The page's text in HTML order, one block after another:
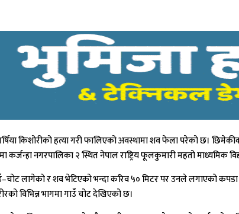
किशोरीको हत्या गरी फालिएको अवस्थामा शव फेला परेको छ।
नगरपालिका २ स्थित नेपाल राष्ट्रिय फूलकुमारी महतो माध्यमिक
लागेको र शव भेटिएको भन्दा करिव ५० मिटर पर उनले लगाएको कपडा
विभिन्न भागमा गाउँ चोट देखिएको छ।